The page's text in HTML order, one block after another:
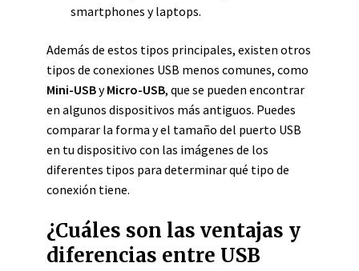
smartphones y laptops.
Además de estos tipos principales, existen otros
tipos de conexiones USB menos comunes, como
Mini-USByMicro-USB, que se pueden encontrar
en algunos dispositivos más antiguos. Puedes
comparar la forma y el tamaño del puerto USB
en tu dispositivo con las imágenes de los
diferentes tipos para determinar qué tipo de
conexión tiene.
¿Cuáles son las ventajas y
diferencias entre USB